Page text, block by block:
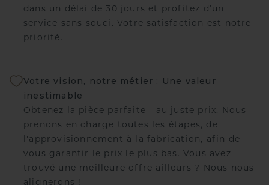
dans un délai de 30 jours et profitez d’un
service sans souci. Votre satisfaction est notre
priorité.
Votre vision, notre métier : Une valeur
inestimable
Obtenez la pièce parfaite - au juste prix. Nous
prenons en charge toutes les étapes, de
l'approvisionnement à la fabrication, afin de
vous garantir le prix le plus bas. Vous avez
trouvé une meilleure offre ailleurs ? Nous nous
alignerons !